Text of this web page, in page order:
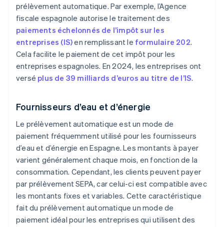
prélèvement automatique. Par exemple, l’Agence
fiscale espagnole autorise le traitement des
paiements échelonnés de l’impôt sur les
entreprises (IS)en remplissant le formulaire 202.
Cela facilite le paiement de cet impôt pour les
entreprises espagnoles. En 2024, les entreprises ont
versé plus de 39 milliards d’euros au titre de l’IS.
Fournisseurs d’eau et d’énergie
Le prélèvement automatique est un mode de
paiement fréquemment utilisé pour les fournisseurs
d’eau et d’énergie en Espagne. Les montants à payer
varient généralement chaque mois, en fonction de la
consommation. Cependant, les clients peuvent payer
par prélèvement SEPA, car celui-ci est compatible avec
les montants fixes et variables. Cette caractéristique
fait du prélèvement automatique un mode de
paiement idéal pour les entreprises qui utilisent des